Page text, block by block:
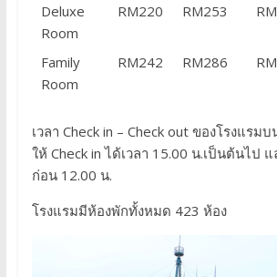
Deluxe
Room
RM220 RM253
Family
Room
RM242 RM286
เวลา Check in – Check out ของโรงแรม
ให้ Check in ได้เวลา 15.00 น.เป็นต้นไป
ก่อน 12.00 น.
โรงแรมมีห้องพักทั้งหมด 423 ห้อง